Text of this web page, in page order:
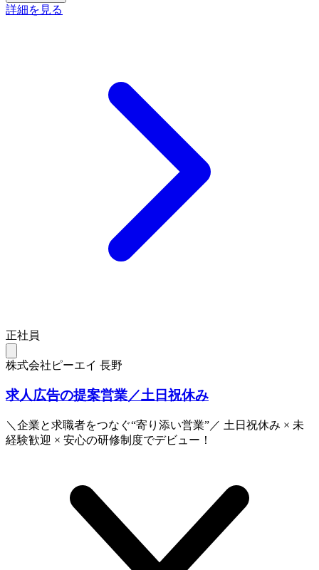
詳細を見る
正社員
株式会社ピーエイ 長野
求人広告の提案営業／土日祝休み
＼企業と求職者をつなぐ“寄り添い営業”／ 土日祝休み × 未
経験歓迎 × 安心の研修制度でデビュー！